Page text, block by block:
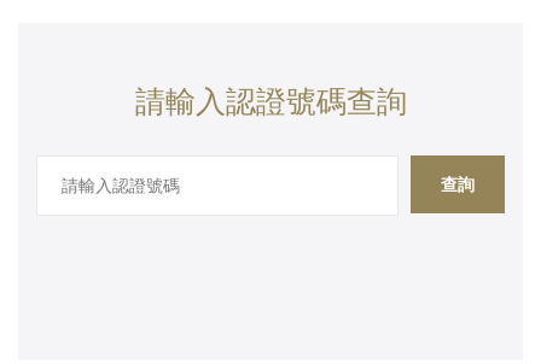
請輸入認證號碼查詢
查詢